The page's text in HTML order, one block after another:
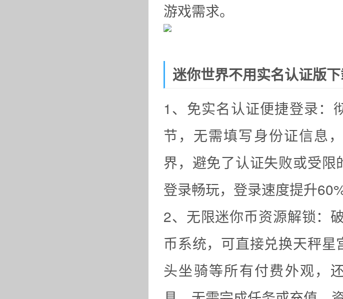
游戏需求。
迷你世界不用实名认证版
1、免实名认证便捷登录：
节，无需填写身份证信息
界，避免了认证失败或受
登录畅玩，登录速度提升60%
2、无限迷你币资源解锁：
币系统，可直接兑换天秤
头坐骑等所有付费外观，